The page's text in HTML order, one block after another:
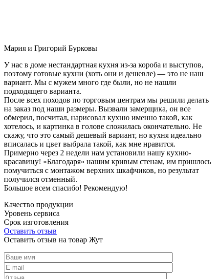
Мария и Григорий Бурковы
У нас в доме нестандартная кухня из-за короба и выступов,
поэтому готовые кухни (хоть они и дешевле) — это не наш
вариант. Мы с мужем много где были, но не нашли
подходящего варианта.
После всех походов по торговым центрам мы решили делать
на заказ под наши размеры. Вызвали замерщика, он все
обмерил, посчитал, нарисовал кухню именно такой, как
хотелось, и картинка в голове сложилась окончательно. Не
скажу, что это самый дешевый вариант, но кухня идеально
вписалась и цвет выбрала такой, как мне нравится.
Примерно через 2 недели нам установили нашу кухню-
красавицу! «Благодаря» нашим кривым стенам, им пришлось
помучиться с монтажом верхних шкафчиков, но результат
получился отменный.
Большое всем спасибо! Рекомендую!
Качество продукции
Уровень сервиса
Срок изготовления
Оставить отзыв
Оставить отзыв на товар Жут